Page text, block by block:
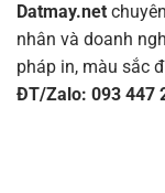
Datmay.net
nhân và doanh
pháp in, màu sắc
ĐT/Zalo: 093 447